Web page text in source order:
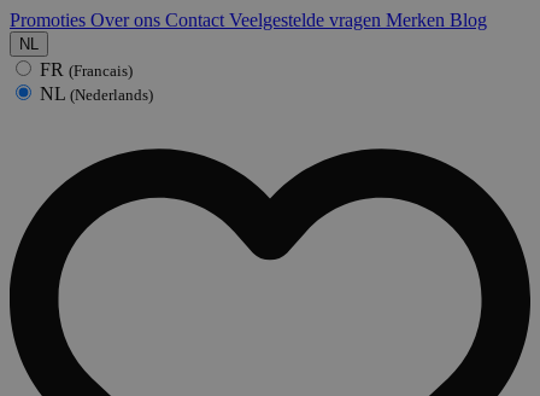
Promoties Over ons Contact Veelgestelde vragen Merken Blog
NL
FR (Francais)
NL (Nederlands)